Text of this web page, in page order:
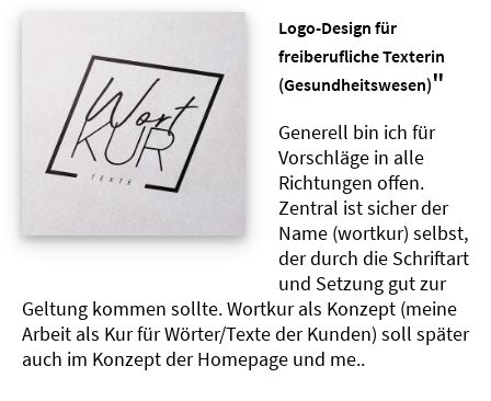
Logo-Design für
freiberufliche Texterin
(Gesundheitswesen)"
Generell bin ich für
Vorschläge in alle
Richtungen offen.
Zentral ist sicher der
Name (wortkur) selbst,
der durch die Schriftart
und Setzung gut zur
Geltung kommen sollte. Wortkur als Konzept (meine
Arbeit als Kur für Wörter/Texte der Kunden) soll später
auch im Konzept der Homepage und me..